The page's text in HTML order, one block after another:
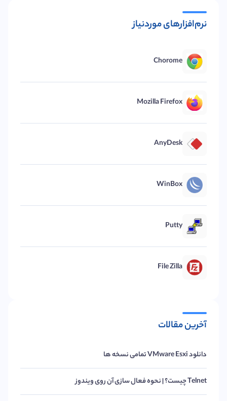
نرم‌افزارهای موردنیاز
Chorome
Mozilla Firefox
AnyDesk
WinBox
Putty
File Zilla
آخرین مقالات
دانلود VMware Esxi تمامی نسخه ها
Telnet چیست؟ | نحوه فعال سازی آن روی ویندوز